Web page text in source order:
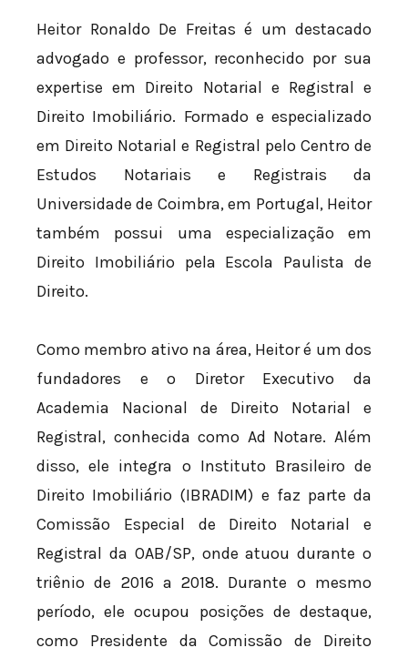
Heitor Ronaldo De Freitas é um destacado
advogado e professor, reconhecido por sua
expertise em Direito Notarial e Registral e
Direito Imobiliário. Formado e especializado
em Direito Notarial e Registral pelo Centro de
Estudos Notariais e Registrais da
Universidade de Coimbra, em Portugal, Heitor
também possui uma especialização em
Direito Imobiliário pela Escola Paulista de
Direito.
Como membro ativo na área, Heitor é um dos
fundadores e o Diretor Executivo da
Academia Nacional de Direito Notarial e
Registral, conhecida como Ad Notare. Além
disso, ele integra o Instituto Brasileiro de
Direito Imobiliário (IBRADIM) e faz parte da
Comissão Especial de Direito Notarial e
Registral da OAB/SP, onde atuou durante o
triênio de 2016 a 2018. Durante o mesmo
período, ele ocupou posições de destaque,
como Presidente da Comissão de Direito